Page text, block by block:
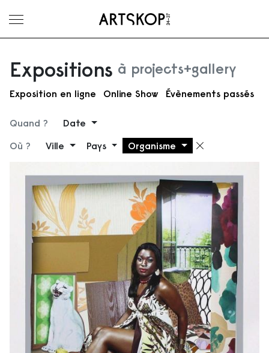
Ouvrir le menu
Expositions à projects+gallery
Exposition en ligne Online Show Évènements passés
Quand ?
Date
Où ?
Ville Pays Organisme